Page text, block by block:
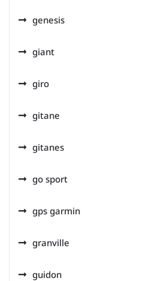
genesis
giant
giro
gitane
gitanes
go sport
gps garmin
granville
guidon